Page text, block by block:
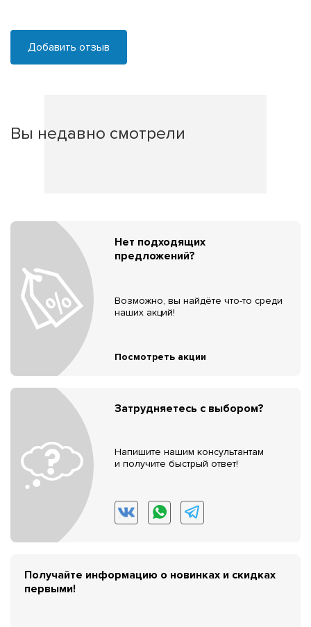
Добавить отзыв
Вы недавно смотрели
Нет подходящих
предложений?
Возможно, вы найдёте что-то среди
наших акций!
Посмотреть акции
Затрудняетесь с выбором?
Напишите нашим консультантам
и получите быстрый ответ!
Получайте информацию о новинках и скидках
первыми!